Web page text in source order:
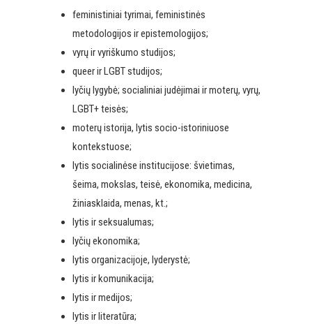
feministiniai tyrimai, feministinės
metodologijos ir epistemologijos;
vyrų ir vyriškumo studijos;
queer ir LGBT studijos;
lyčių lygybė; socialiniai judėjimai ir moterų, vyrų,
LGBT+ teisės;
moterų istorija, lytis socio-istoriniuose
kontekstuose;
lytis socialinėse institucijose: švietimas,
šeima, mokslas, teisė, ekonomika, medicina,
žiniasklaida, menas, kt.;
lytis ir seksualumas;
lyčių ekonomika;
lytis organizacijoje, lyderystė;
lytis ir komunikacija;
lytis ir medijos;
lytis ir literatūra;